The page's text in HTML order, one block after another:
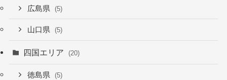
広島県 (5)
山口県 (5)
四国エリア (20)
徳島県 (5)